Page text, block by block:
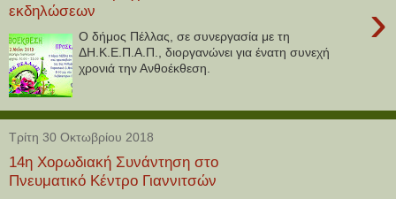
εκδηλώσεων
›
Ο δήμος Πέλλας, σε συνεργασία με τη
ΔΗ.Κ.Ε.Π.Α.Π., διοργανώνει για ένατη συνεχή
χρονιά την Ανθοέκθεση.
Τρίτη 30 Οκτωβρίου 2018
14η Χορωδιακή Συνάντηση στο
Πνευματικό Κέντρο Γιαννιτσών